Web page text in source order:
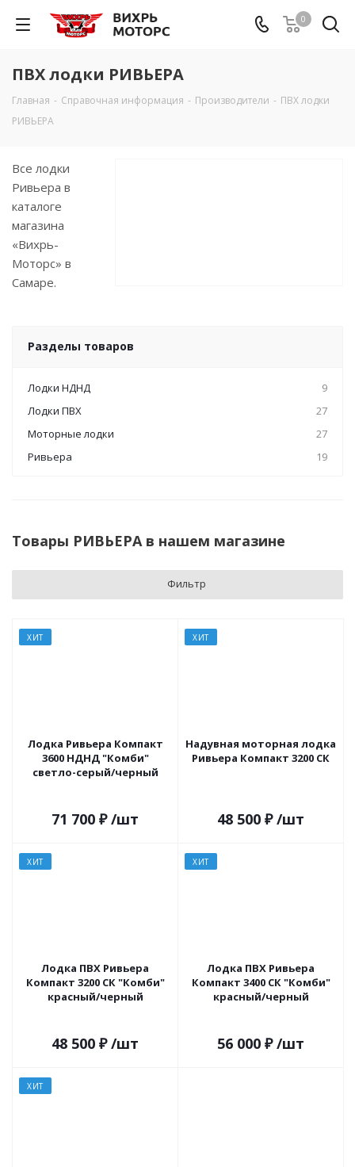
0
ПВХ лодки РИВЬЕРА
Главная - Справочная информация - Производители - ПВХ лодки
РИВЬЕРА
Все лодки
Ривьера в
каталоге
магазина
«Вихрь-
Моторс» в
Самарe.
Разделы товаров
Лодки НДНД
9
Лодки ПВХ
27
Моторные лодки
27
Ривьера
19
Товары РИВЬЕРА в нашем магазине
Фильтр
ХИТ
Лодка Ривьера Компакт
3600 НДНД "Комби"
светло-серый/черный
71 700 ₽ /шт
ХИТ
Надувная моторная лодка
Ривьера Компакт 3200 СК
48 500 ₽ /шт
ХИТ
Лодка ПВХ Ривьера
Компакт 3200 СК "Комби"
красный/черный
48 500 ₽ /шт
ХИТ
Лодка ПВХ Ривьера
Компакт 3400 СК "Комби"
красный/черный
56 000 ₽ /шт
ХИТ